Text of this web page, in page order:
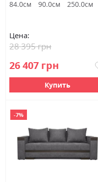
84.0см 90.0см 250.0см
Цена:
26 407 грн
28 395 грн
Купить
-7%